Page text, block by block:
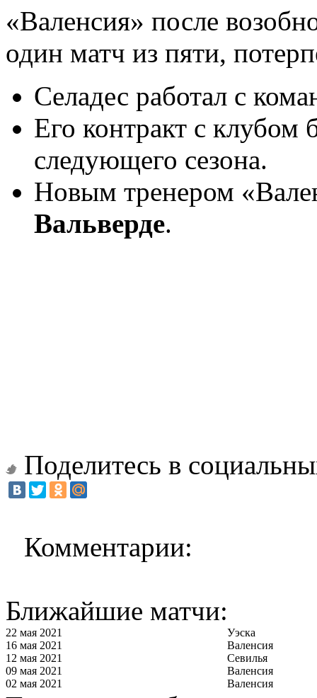
«Валенсия» после
один матч из пяти,
Селадес работал с
Его контракт с клубом
следующего сезона.
Новым тренером
Вальверде.
Поделитесь в
Комментарии:
Ближайшие матчи:
22 мая 2021
Уэска
16 мая 2021
Валенсия
12 мая 2021
Севилья
09 мая 2021
Валенсия
02 мая 2021
Валенсия